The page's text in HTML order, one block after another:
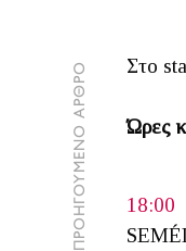
ΠΡΟΗΓΟΥΜΕΝΟ ΑΡΘΡΟ Στο
Ώρες
18:00